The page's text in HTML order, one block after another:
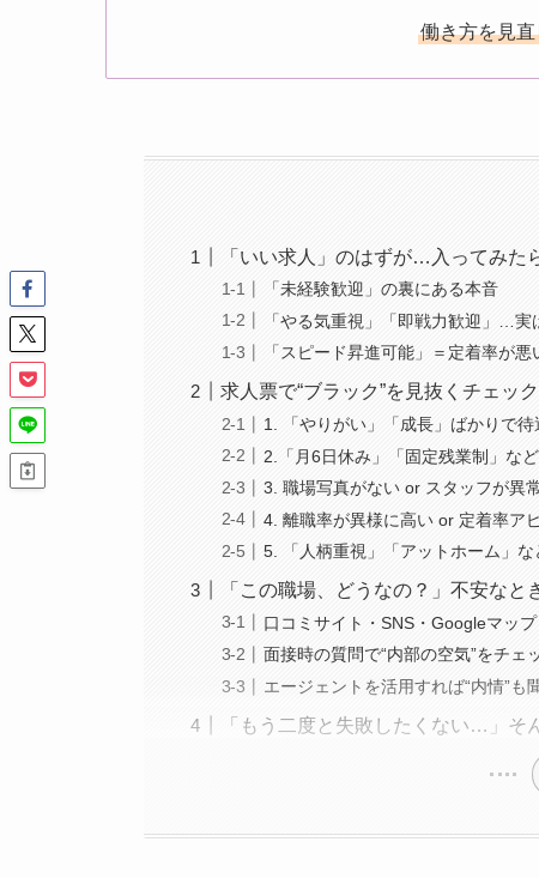
働き方を見
「いい求人」のはずが…入ってみた
「未経験歓迎」の裏にある本音
「やる気重視」「即戦力歓迎」…実
「スピード昇進可能」＝定着率が悪
求人票で“ブラック”を見抜くチェッ
1. 「やりがい」「成長」ばかりで
2.「月6日休み」「固定残業制」な
3. 職場写真がない or スタッフが異
4. 離職率が異様に高い or 定着率ア
5. 「人柄重視」「アットホーム」
「この職場、どうなの？」不安なと
口コミサイト・SNS・Googleマップ
面接時の質問で“内部の空気”をチェ
エージェントを活用すれば“内情”も
「もう二度と失敗したくない…」そ